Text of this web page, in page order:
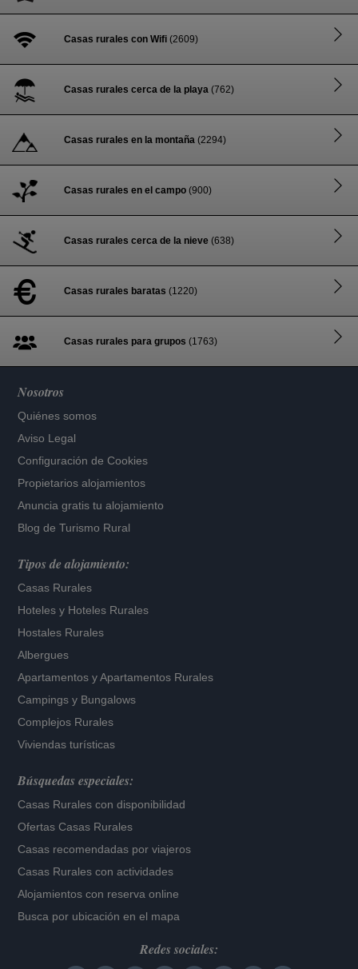
Casas rurales con Wifi (2609)
Casas rurales cerca de la playa (762)
Casas rurales en la montaña (2294)
Casas rurales en el campo (900)
Casas rurales cerca de la nieve (638)
Casas rurales baratas (1220)
Casas rurales para grupos (1763)
Nosotros
Quiénes somos
Aviso Legal
Configuración de Cookies
Propietarios alojamientos
Anuncia gratis tu alojamiento
Blog de Turismo Rural
Tipos de alojamiento:
Casas Rurales
Hoteles y Hoteles Rurales
Hostales Rurales
Albergues
Apartamentos yApartamentos Rurales
Campings y Bungalows
Complejos Rurales
Viviendas turísticas
Búsquedas especiales:
Casas Rurales con disponibilidad
Ofertas Casas Rurales
Casas recomendadas por viajeros
Casas Rurales con actividades
Alojamientos con reserva online
Busca por ubicación en el mapa
Redes sociales: